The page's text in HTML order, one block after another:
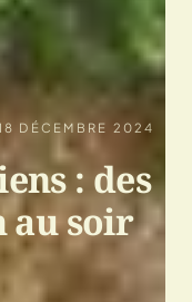
DÉCEMBRE 2024
: des
au soir